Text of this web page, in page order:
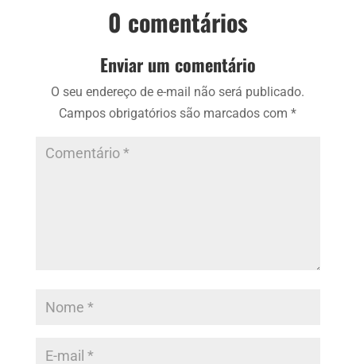
0 comentários
Enviar um comentário
O seu endereço de e-mail não será publicado.
Campos obrigatórios são marcados com*